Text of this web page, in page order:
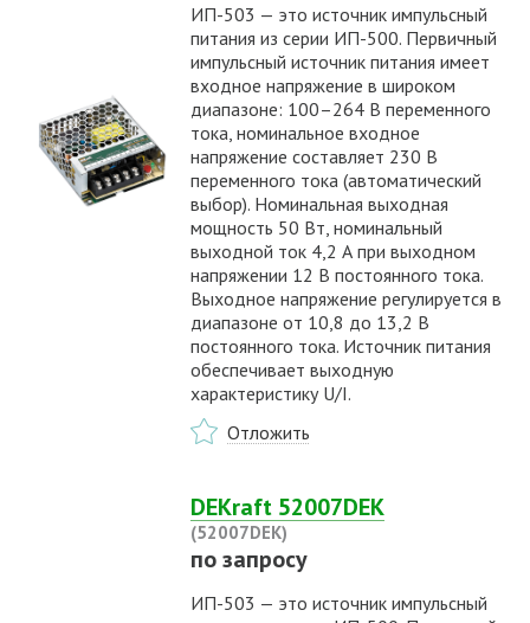
ИП-503 — это источник импульсный
питания из серии ИП-500. Первичный
импульсный источник питания имеет
входное напряжение в широком
диапазоне: 100–264 В переменного
тока, номинальное входное
напряжение составляет 230 В
переменного тока (автоматический
выбор). Номинальная выходная
мощность 50 Вт, номинальный
выходной ток 4,2 А при выходном
напряжении 12 В постоянного тока.
Выходное напряжение регулируется в
диапазоне от 10,8 до 13,2 В
постоянного тока. Источник питания
обеспечивает выходную
характеристику U/I.
Отложить
DEKraft 52007DEK
(52007DEK)
по запросу
ИП-503 — это источник импульсный